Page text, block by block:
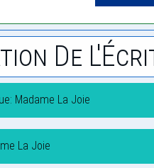
De
Madame La Joie
La Joie